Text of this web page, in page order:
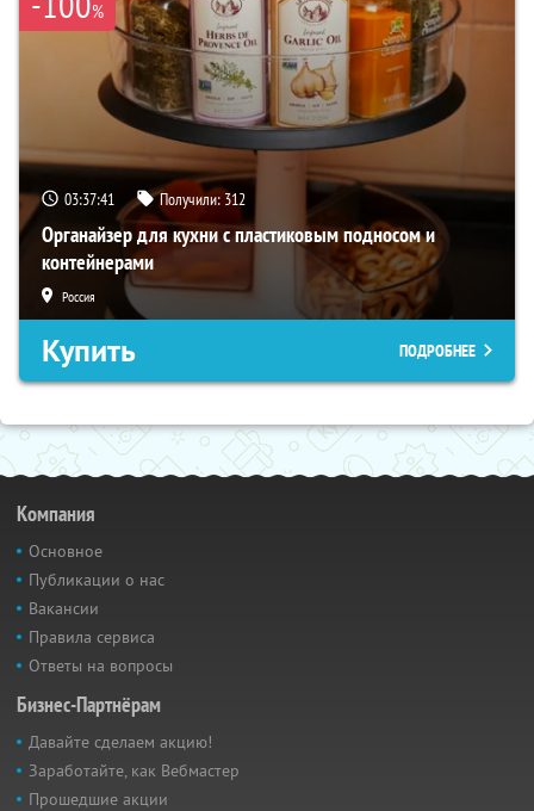
%
03:37:40 Получили: 312
Органайзер для кухни с пластиковым подносом и
контейнерами
Россия
Купить ПОДРОБНЕЕ
Компания
Основное
Публикации о нас
Вакансии
Правила сервиса
Ответы на вопросы
Бизнес-Партнёрам
Давайте сделаем акцию!
Заработайте, как Вебмастер
Прошедшие акции